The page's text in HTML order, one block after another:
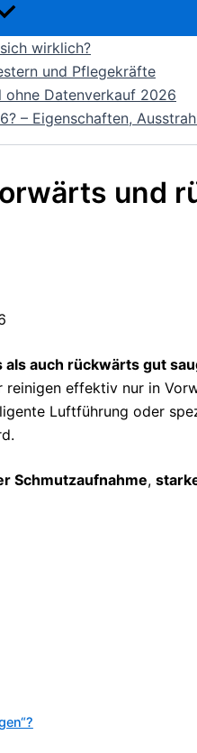
wirklich?
und Pflegekräfte
Datenverkauf 2026
– Eigenschaften,
und
auch rückwärts gut
reinigen effektiv nur in
Luftführung oder
Schmutzaufnahme,